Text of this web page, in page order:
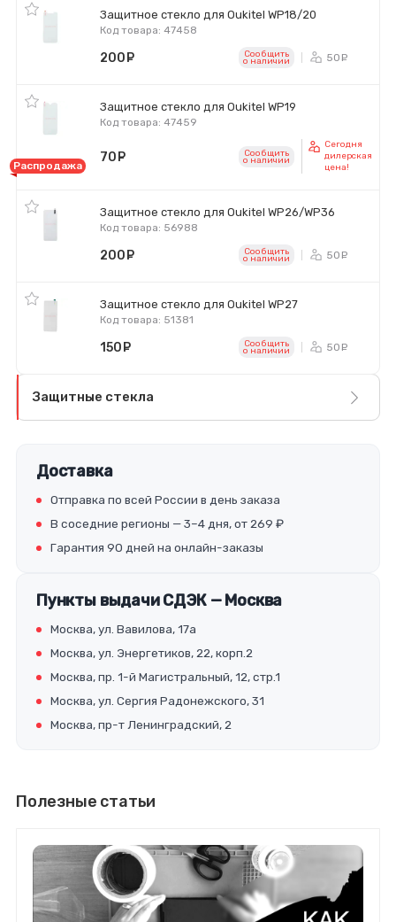
Защитное стекло для Oukitel WP18/20
Код товара: 47458
200 Сообщить
o наличии 50
Защитное стекло для Oukitel WP19
Код товара: 47459
Распродажа
70 Сообщить
o наличии
Сегодня
дилерская
цена!
Защитное стекло для Oukitel WP26/WP36
Код товара: 56988
200 Сообщить
o наличии 50
Защитное стекло для Oukitel WP27
Код товара: 51381
150 Сообщить
o наличии 50
Защитные стекла
Доставка
Отправка по всей России в день заказа
В соседние регионы — 3–4 дня, от 269 ₽
Гарантия 90 дней на онлайн-заказы
Пункты выдачи СДЭК — Москва
Москва, ул. Вавилова, 17а
Москва, ул. Энергетиков, 22, корп.2
Москва, пр. 1-й Магистральный, 12, стр.1
Москва, ул. Сергия Радонежского, 31
Москва, пр-т Ленинградский, 2
Полезные статьи